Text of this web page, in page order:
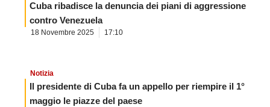
Cuba ribadisce la denuncia dei piani di aggressione
contro Venezuela
18 Novembre 2025 17:10
Notizia
Il presidente di Cuba fa un appello per riempire il 1°
maggio le piazze del paese